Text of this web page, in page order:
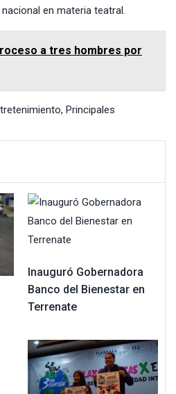
en materia teatral.
a tres hombres por
, Principales
Inauguró Gobernadora
Banco del Bienestar en
Terrenate